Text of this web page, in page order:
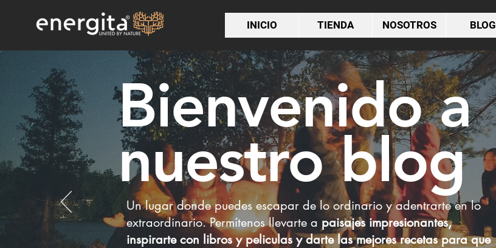
INICIO TIENDA NOSOTROS BLOG
BLOG
Bienvenido a
nuestro blog
Un lugar donde puedes escapar de lo ordinario y adentrarte en lo
extraordinario. Permítenos llevarte a paisajes impresionantes,
inspirarte con libros y peliculas y darte las mejores recetas para que